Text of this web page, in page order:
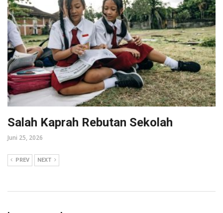
Salah Kaprah Rebutan Sekolah
Juni 25, 2026
PREV NEXT